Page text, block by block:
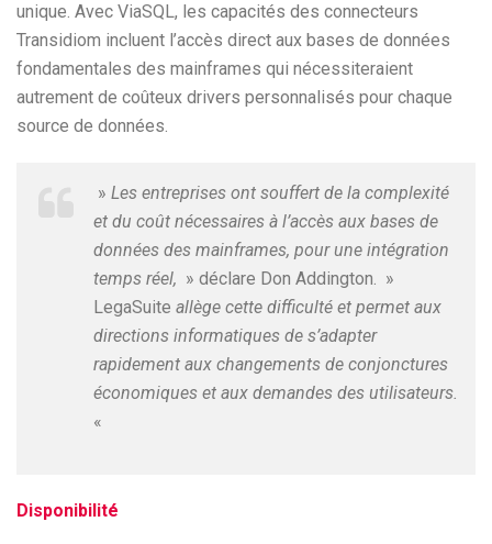
unique. Avec ViaSQL, les capacités des connecteurs
Transidiom incluent l’accès direct aux bases de données
fondamentales des mainframes qui nécessiteraient
autrement de coûteux drivers personnalisés pour chaque
source de données.
» Les entreprises ont souffert de la complexité
et du coût nécessaires à l’accès aux bases de
données des mainframes, pour une intégration
temps réel, » déclare Don Addington. »
LegaSuite allège cette difficulté et permet aux
directions informatiques de s’adapter
rapidement aux changements de conjonctures
économiques et aux demandes des utilisateurs.
«
Disponibilité